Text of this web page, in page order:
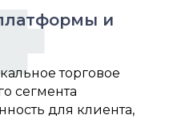
и
торговое
сегмента
для клиента,